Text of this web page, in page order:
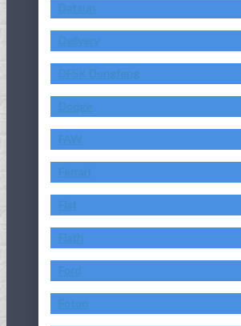
Datsun
Delivery
DFSK Dongfeng
Dodge
FAW
Ferrari
Fiat
Fiath
Ford
Foton